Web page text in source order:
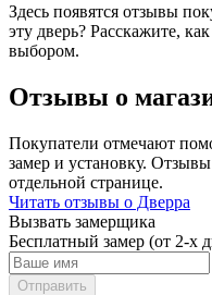
Здесь появятся отзывы
эту дверь? Расскажите,
выбором.
Отзывы о
Покупатели отмечают
замер и установку.
отдельной странице.
Читать отзывы о Дверра
Вызвать замерщика
Бесплатный замер (от 2-х
Отправить